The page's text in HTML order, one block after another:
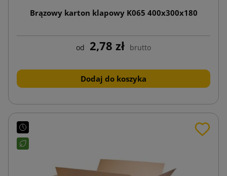
Brązowy karton klapowy K065 400x300x180
od 2,78 zł brutto
Dodaj do koszyka